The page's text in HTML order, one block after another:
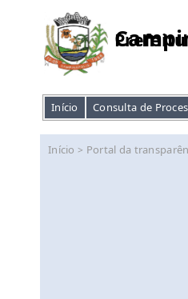
Início Consulta de
Início > Portal da